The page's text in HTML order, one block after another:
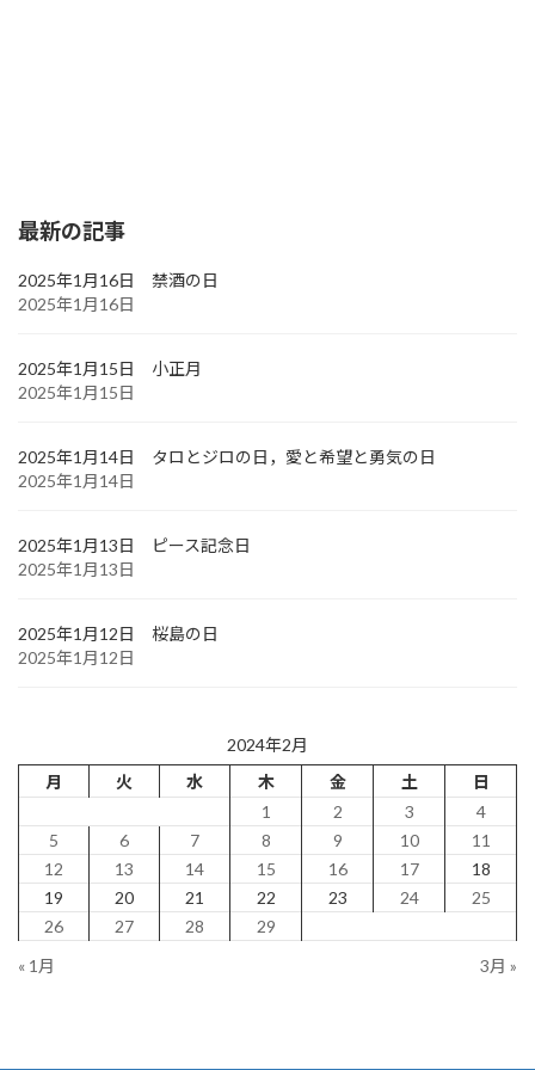
最新の記事
2025年1月16日 禁酒の日
2025年1月16日
2025年1月15日 小正月
2025年1月15日
2025年1月14日 タロとジロの日，愛と希望と勇気の日
2025年1月14日
2025年1月13日 ピース記念日
2025年1月13日
2025年1月12日 桜島の日
2025年1月12日
2024年2月
月
火 水 木 金 土
日
1
2 3
4
5
6 7 8 9 10
11
12
13 14 15 16 17
18
19
20 21 22 23 24
25
26
27 28
29
« 1月
3月 »